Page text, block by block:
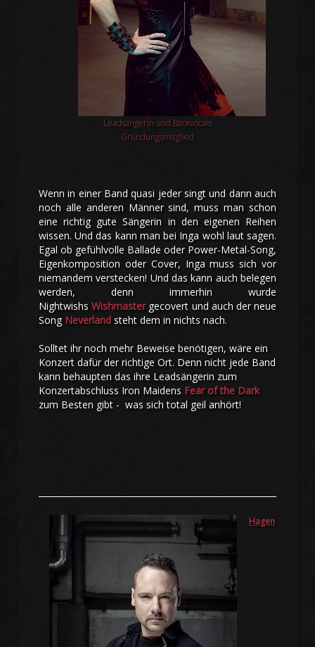
Leadsängerin und Backvocals
Gründungsmitglied
Wenn in einer Band quasi jeder singt und dann auch
noch alle anderen Männer sind, muss man schon
eine richtig gute Sängerin in den eigenen Reihen
wissen. Und das kann man bei Inga wohl laut sagen.
Egal ob gefühlvolle Ballade oder Power-Metal-Song,
Eigenkomposition oder Cover, Inga muss sich vor
niemandem verstecken! Und das kann auch belegen
werden, denn immerhin wurde
NightwishsWishmastergecovert und auch der neue
Song Neverland steht dem in nichts nach.
Solltet ihr noch mehr Beweise benötigen, wäre ein
Konzert dafür der richtige Ort. Denn nicht jede Band
kann behaupten das ihre Leadsängerin zum
Konzertabschluss Iron Maidens Fear of the Dark
zum Besten gibt - was sich total geil anhört!
Hagen